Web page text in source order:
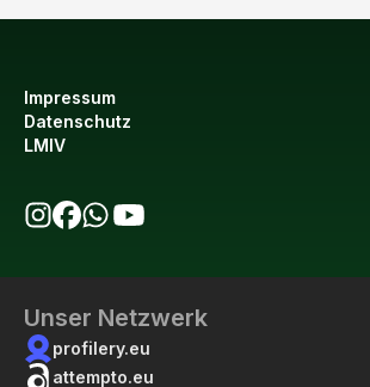
Impressum
Datenschutz
LMIV
Unser Netzwerk
profilery.eu
attempto.eu